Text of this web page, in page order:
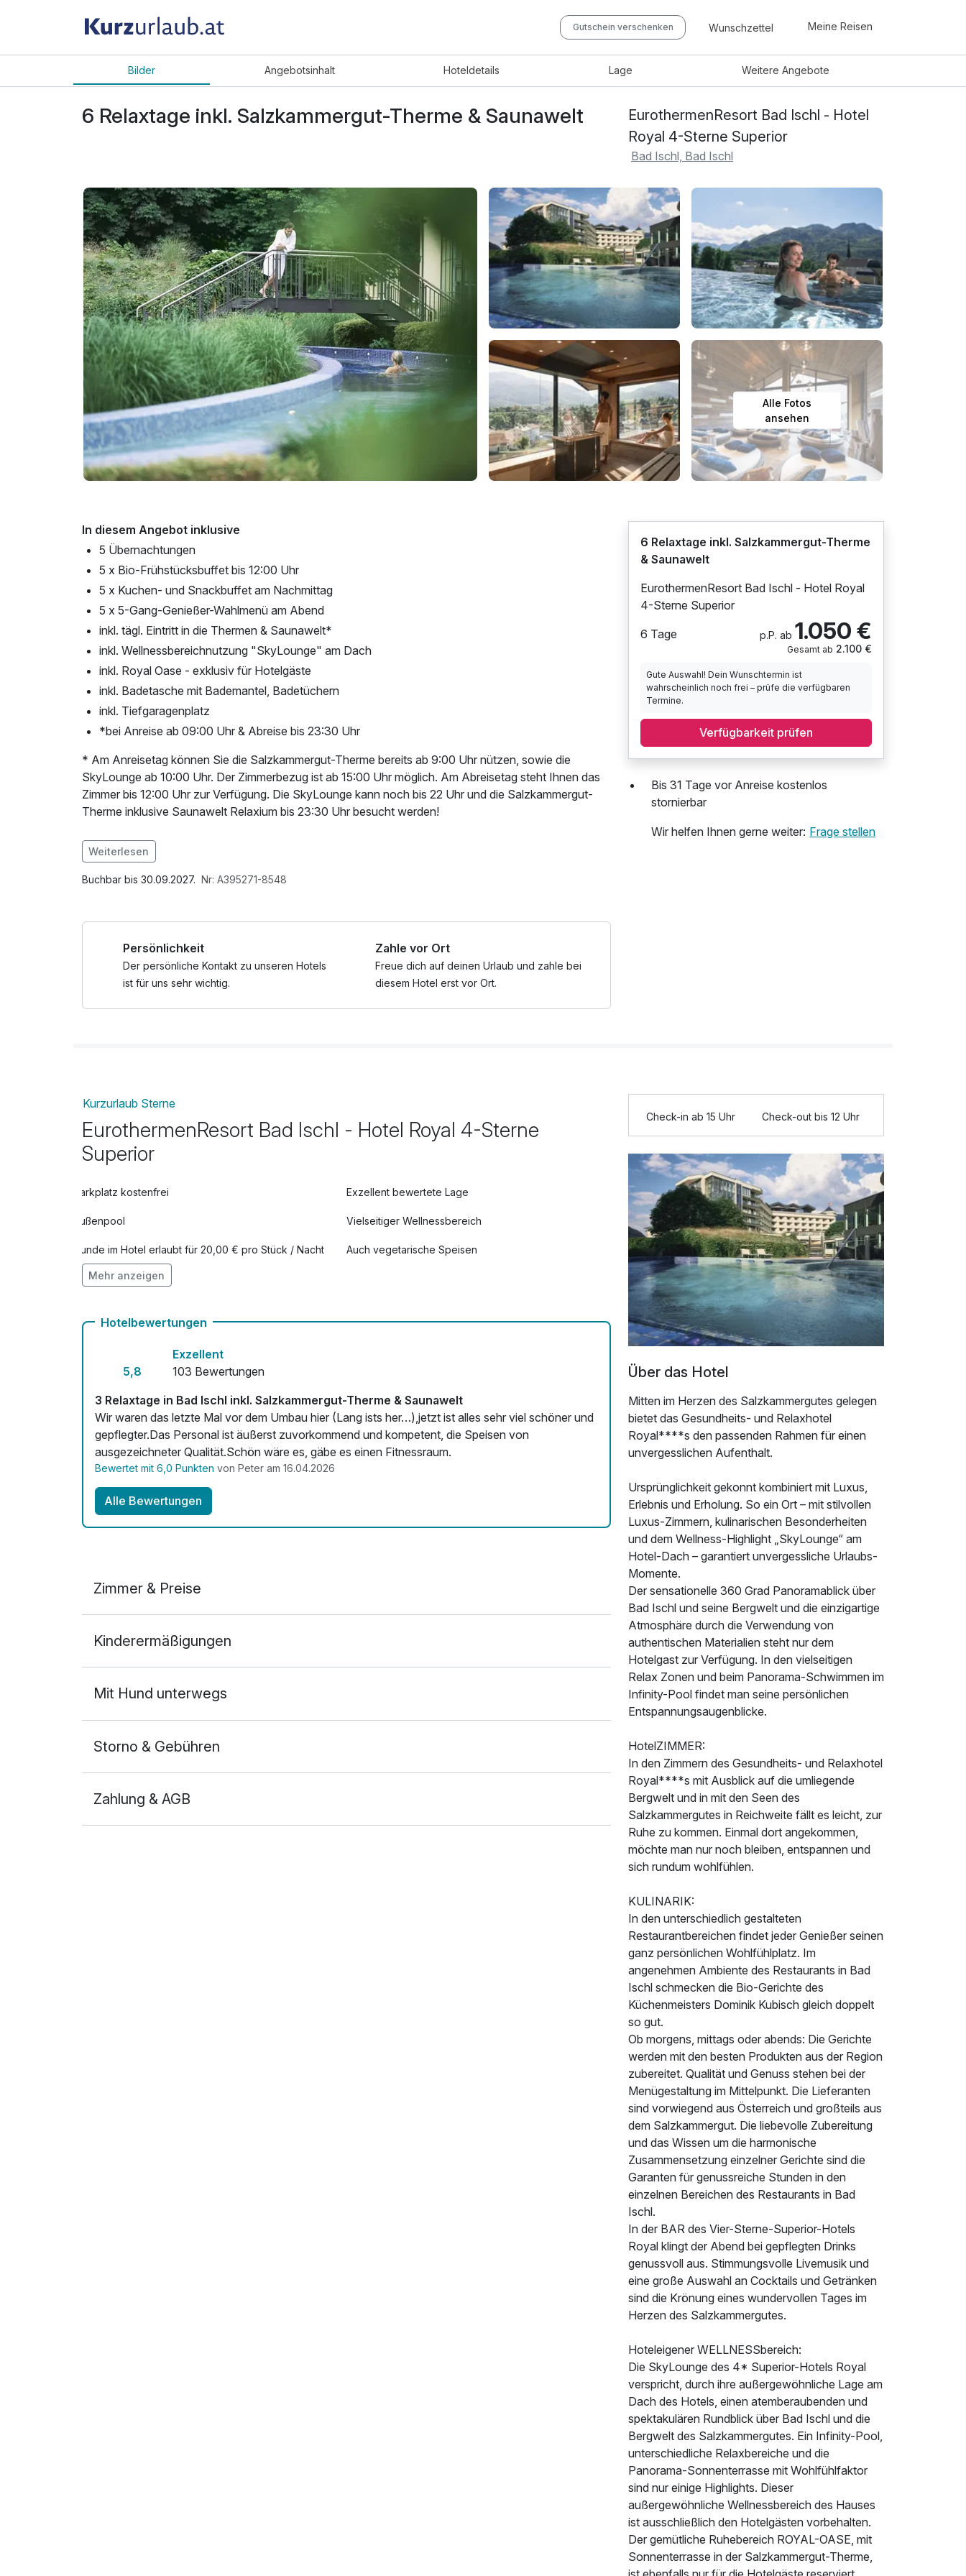
Gutschein verschenken Wunschzettel Meine Reisen
Bilder Angebotsinhalt Hoteldetails Lage WeitereAngebote
6 Relaxtage inkl. Salzkammergut-Therme & Saunawelt
EurothermenResort Bad Ischl - Hotel
Royal 4-Sterne Superior
Bad Ischl, Bad Ischl
Alle Fotos
ansehen
In diesem Angebot inklusive
5 Übernachtungen
5 x Bio-Frühstücksbuffet bis 12:00 Uhr
5 x Kuchen- und Snackbuffet am Nachmittag
5 x 5-Gang-Genießer-Wahlmenü am Abend
inkl. tägl. Eintritt in die Thermen & Saunawelt*
inkl. Wellnessbereichnutzung "SkyLounge" am Dach
inkl. Royal Oase - exklusiv für Hotelgäste
inkl. Badetasche mit Bademantel, Badetüchern
inkl. Tiefgaragenplatz
*bei Anreise ab 09:00 Uhr & Abreise bis 23:30 Uhr
* Am Anreisetag können Sie die Salzkammergut-Therme bereits ab 9:00 Uhr nützen, sowie die
SkyLounge ab 10:00 Uhr. Der Zimmerbezug ist ab 15:00 Uhr möglich. Am Abreisetag steht Ihnen das
Zimmer bis 12:00 Uhr zur Verfügung. Die SkyLounge kann noch bis 22 Uhr und die Salzkammergut-
Therme inklusive Saunawelt Relaxium bis 23:30 Uhr besucht werden!
Im Angebot enthalten
Saunabenutzung, Saunatuch, Leihbademantel, Parkplatz, Nutzung des Wellnessbereichs, W-LAN
Nutzung / Internetnutzung, Shuttleservice vom/zum Bahnhof, ganztägige Nutzung Wellnessbereich
Weiterlesen
Buchbar bis 30.09.2027. Nr: A395271-8548
Persönlichkeit
Der persönliche Kontakt zu unseren Hotels
ist für uns sehr wichtig.
Zahle vor Ort
Freue dich auf deinen Urlaub und zahle bei
diesem Hotel erst vor Ort.
6 Relaxtage inkl. Salzkammergut-Therme
& Saunawelt
EurothermenResort Bad Ischl - Hotel Royal
4-Sterne Superior
6 Tage
p.P. ab 1.050 €
Gesamt ab 2.100 €
Gute Auswahl! Dein Wunschtermin ist
wahrscheinlich noch frei – prüfe die verfügbaren
Termine.
Verfügbarkeit prüfen
Bis 31 Tage vor Anreise kostenlos
stornierbar
Wir helfen Ihnen gerne weiter: Frage stellen
Kurzurlaub Sterne
EurothermenResort Bad Ischl - Hotel Royal 4-Sterne
Superior
Parkplatz kostenfrei Exzellent bewertete Lage
Außenpool Vielseitiger Wellnessbereich
Hunde im Hotel erlaubt für 20,00 € pro Stück / Nacht Auch vegetarische Speisen
Fahrradverleih
Mehr anzeigen
Hotelbewertungen
5,8
Exzellent
103 Bewertungen
3 Relaxtage in Bad Ischl inkl. Salzkammergut-Therme & Saunawelt
Wir waren das letzte Mal vor dem Umbau hier (Lang ists her…),jetzt ist alles sehr viel schöner und
gepflegter.Das Personal ist äußerst zuvorkommend und kompetent, die Speisen von
ausgezeichneter Qualität.Schön wäre es, gäbe es einen Fitnessraum.
Bewertet mit 6,0 Punkten von Peter am 16.04.2026
Alle Bewertungen
Zimmer & Preise
2 Erwachsene
Kinderermäßigungen
Mit Hund unterwegs
Storno & Gebühren
Zahlung & AGB
Check-in ab 15 Uhr Check-out bis 12 Uhr
Über das Hotel
Mitten im Herzen des Salzkammergutes gelegen
bietet das Gesundheits- und Relaxhotel
Royal****s den passenden Rahmen für einen
unvergesslichen Aufenthalt.
Ursprünglichkeit gekonnt kombiniert mit Luxus,
Erlebnis und Erholung. So ein Ort – mit stilvollen
Luxus-Zimmern, kulinarischen Besonderheiten
und dem Wellness-Highlight „SkyLounge“ am
Hotel-Dach – garantiert unvergessliche Urlaubs-
Momente.
Der sensationelle 360 Grad Panoramablick über
Bad Ischl und seine Bergwelt und die einzigartige
Atmosphäre durch die Verwendung von
authentischen Materialien steht nur dem
Hotelgast zur Verfügung. In den vielseitigen
Relax Zonen und beim Panorama-Schwimmen im
Infinity-Pool findet man seine persönlichen
Entspannungsaugenblicke.
HotelZIMMER:
In den Zimmern des Gesundheits- und Relaxhotel
Royal****s mit Ausblick auf die umliegende
Bergwelt und in mit den Seen des
Salzkammergutes in Reichweite fällt es leicht, zur
Ruhe zu kommen. Einmal dort angekommen,
möchte man nur noch bleiben, entspannen und
sich rundum wohlfühlen.
KULINARIK:
In den unterschiedlich gestalteten
Restaurantbereichen findet jeder Genießer seinen
ganz persönlichen Wohlfühlplatz. Im
angenehmen Ambiente des Restaurants in Bad
Ischl schmecken die Bio-Gerichte des
Küchenmeisters Dominik Kubisch gleich doppelt
so gut.
Ob morgens, mittags oder abends: Die Gerichte
werden mit den besten Produkten aus der Region
zubereitet. Qualität und Genuss stehen bei der
Menügestaltung im Mittelpunkt. Die Lieferanten
sind vorwiegend aus Österreich und großteils aus
dem Salzkammergut. Die liebevolle Zubereitung
und das Wissen um die harmonische
Zusammensetzung einzelner Gerichte sind die
Garanten für genussreiche Stunden in den
einzelnen Bereichen des Restaurants in Bad
Ischl.
In der BAR des Vier-Sterne-Superior-Hotels
Royal klingt der Abend bei gepflegten Drinks
genussvoll aus. Stimmungsvolle Livemusik und
eine große Auswahl an Cocktails und Getränken
sind die Krönung eines wundervollen Tages im
Herzen des Salzkammergutes.
Hoteleigener WELLNESSbereich:
Die SkyLounge des 4* Superior-Hotels Royal
verspricht, durch ihre außergewöhnliche Lage am
Dach des Hotels, einen atemberaubenden und
spektakulären Rundblick über Bad Ischl und die
Bergwelt des Salzkammergutes. Ein Infinity-Pool,
unterschiedliche Relaxbereiche und die
Panorama-Sonnenterrasse mit Wohlfühlfaktor
sind nur einige Highlights. Dieser
außergewöhnliche Wellnessbereich des Hauses
ist ausschließlich den Hotelgästen vorbehalten.
Der gemütliche Ruhebereich ROYAL-OASE, mit
Sonnenterrasse in der Salzkammergut-Therme,